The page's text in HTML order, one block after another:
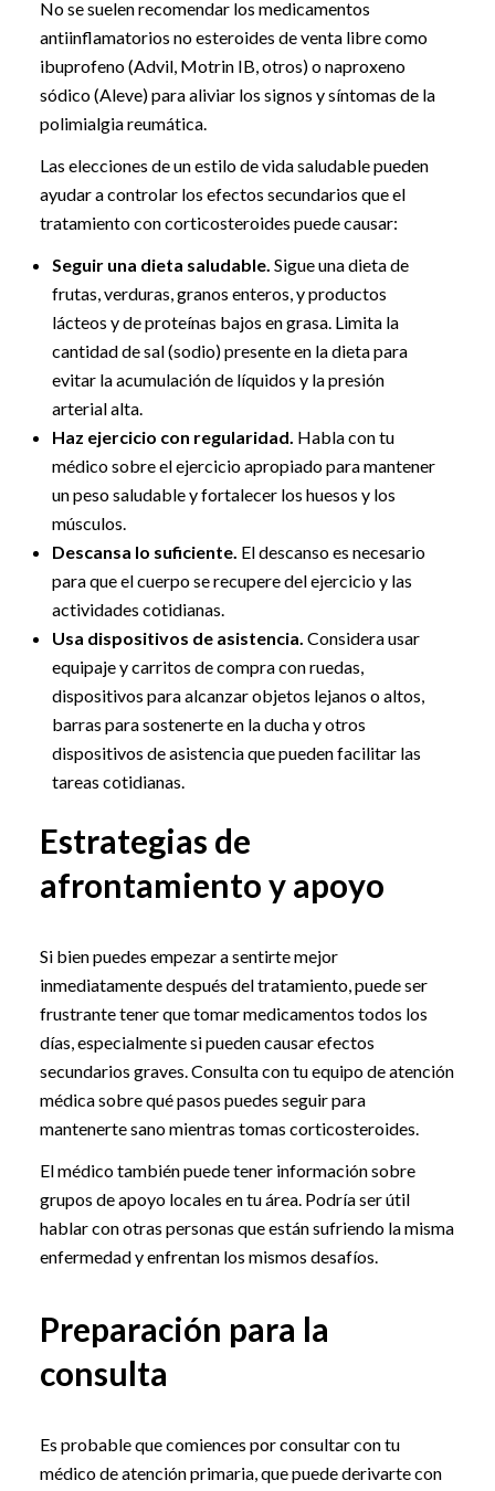
No se suelen recomendar los medicamentos
antiinflamatorios no esteroides de venta libre como
ibuprofeno (Advil, Motrin IB, otros) o naproxeno
sódico (Aleve) para aliviar los signos y síntomas de la
polimialgia reumática.
Las elecciones de un estilo de vida saludable pueden
ayudar a controlar los efectos secundarios que el
tratamiento con corticosteroides puede causar:
Seguir una dieta saludable. Sigue una dieta de
frutas, verduras, granos enteros, y productos
lácteos y de proteínas bajos en grasa. Limita la
cantidad de sal (sodio) presente en la dieta para
evitar la acumulación de líquidos y la presión
arterial alta.
Haz ejercicio con regularidad. Habla con tu
médico sobre el ejercicio apropiado para mantener
un peso saludable y fortalecer los huesos y los
músculos.
Descansa lo suficiente. El descanso es necesario
para que el cuerpo se recupere del ejercicio y las
actividades cotidianas.
Usa dispositivos de asistencia. Considera usar
equipaje y carritos de compra con ruedas,
dispositivos para alcanzar objetos lejanos o altos,
barras para sostenerte en la ducha y otros
dispositivos de asistencia que pueden facilitar las
tareas cotidianas.
Estrategias de
afrontamiento y apoyo
Si bien puedes empezar a sentirte mejor
inmediatamente después del tratamiento, puede ser
frustrante tener que tomar medicamentos todos los
días, especialmente si pueden causar efectos
secundarios graves. Consulta con tu equipo de atención
médica sobre qué pasos puedes seguir para
mantenerte sano mientras tomas corticosteroides.
El médico también puede tener información sobre
grupos de apoyo locales en tu área. Podría ser útil
hablar con otras personas que están sufriendo la misma
enfermedad y enfrentan los mismos desafíos.
Preparación para la
consulta
Es probable que comiences por consultar con tu
médico de atención primaria, que puede derivarte con